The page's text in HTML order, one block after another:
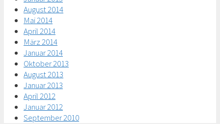
August 2014
Mai 2014
April 2014
März 2014
Januar 2014
Oktober 2013
August 2013
Januar 2013
April 2012
Januar 2012
September 2010